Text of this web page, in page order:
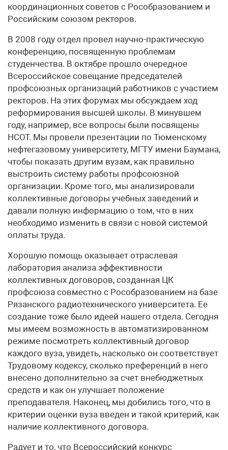
координационных советов с Рособразованием и
Российским союзом ректоров.
В 2008 году отдел провел научно-практическую
конференцию, посвященную проблемам
студенчества. В октябре прошло очередное
Всероссийское совещание председателей
профсоюзных организаций работников с участием
ректоров. На этих форумах мы обсуждаем ход
реформирования высшей школы. В минувшем
году, например, все вопросы были посвящены
НСОТ. Мы провели презентации по Тюменскому
нефтегазовому университету, МГТУ имени Баумана,
чтобы показать другим вузам, как правильно
выстроить систему работы профсоюзной
организации. Кроме того, мы анализировали
коллективные договоры учебных заведений и
давали полную информацию о том, что в них
необходимо изменить в связи с новой системой
оплаты труда.
Хорошую помощь оказывает отраслевая
лаборатория анализа эффективности
коллективных договоров, созданная ЦК
профсоюза совместно с Рособразованием на базе
Рязанского радиотехнического университета. Ее
создание тоже было идеей нашего отдела. Сегодня
мы имеем возможность в автоматизированном
режиме посмотреть коллективный договор
каждого вуза, увидеть, насколько он соответствует
Трудовому кодексу, сколько преференций в него
внесено дополнительно за счет внебюджетных
средств и как он улучшает положение
преподавателя. Наконец, мы добились того, что в
критерии оценки вуза введен и такой критерий, как
наличие коллективного договора.
Радует и то, что Всероссийский конкурс